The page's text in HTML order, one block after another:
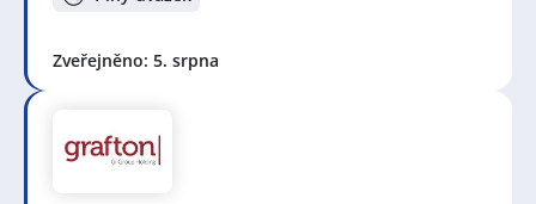
Zveřejněno: 5. srpna